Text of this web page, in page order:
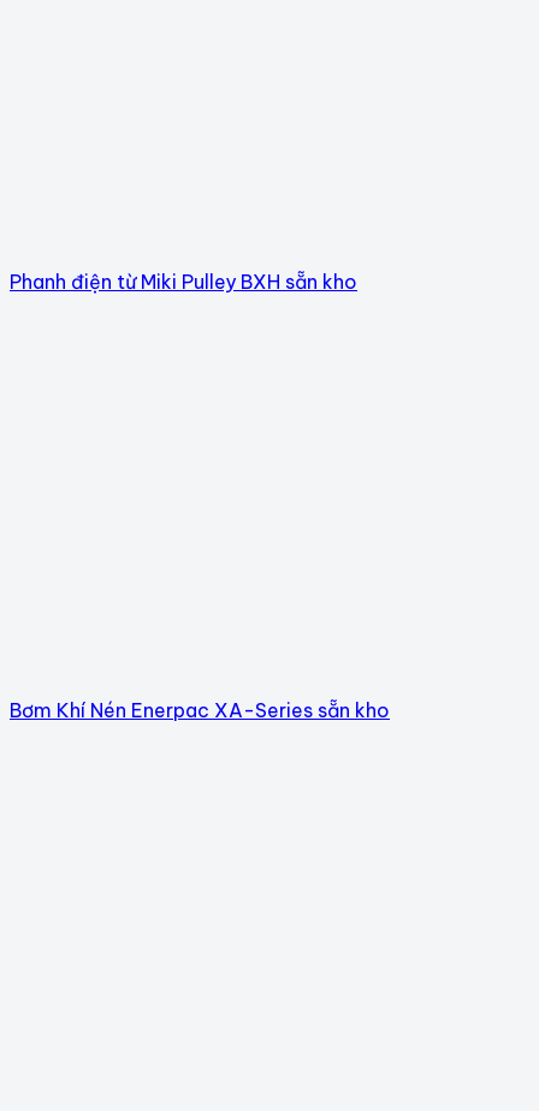
Phanh điện từ Miki Pulley BXH sẵn kho
Bơm Khí Nén Enerpac XA-Series sẵn kho